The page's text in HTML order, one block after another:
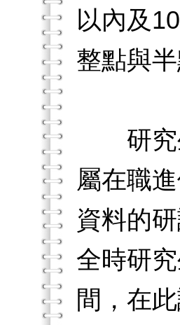
以內及
整點與
研究生
屬在職
資料的
全時研
間，在